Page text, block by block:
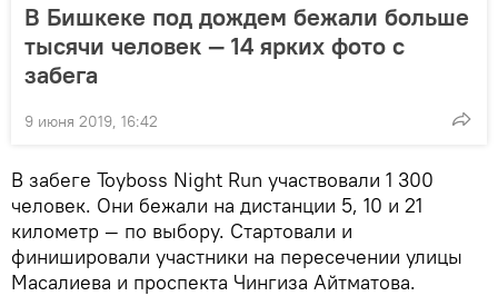
В Бишкеке под дождем бежали больше
тысячи человек — 14 ярких фото с
забега
9 июня 2019, 16:42
В забеге Toyboss Night Run участвовали 1 300
человек. Они бежали на дистанции 5, 10 и 21
километр — по выбору. Стартовали и
финишировали участники на пересечении улицы
Масалиева и проспекта Чингиза Айтматова.